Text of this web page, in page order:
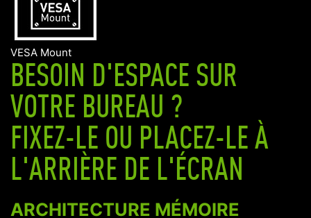
VESA Mount
BESOIN D'ESPACE SUR
VOTRE BUREAU ?
FIXEZ-LE OU PLACEZ-LE À
L'ARRIÈRE DE L'ÉCRAN
ARCHITECTURE MÉMOIRE